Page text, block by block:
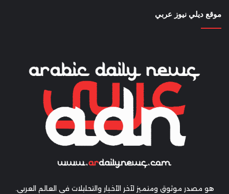
موقع ديلي نيوز عربي
هو مصدر موثوق ومتميز لآخر الأخبار والتحليلات في العالم العربي.